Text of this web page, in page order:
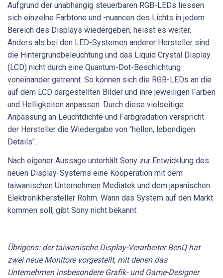
Aufgrund der unabhängig steuerbaren RGB-LEDs liessen
sich einzelne Farbtöne und -nuancen des Lichts in jedem
Bereich des Displays wiedergeben, heisst es weiter.
Anders als bei den LED-Systemen anderer Hersteller sind
die Hintergrundbeleuchtung und das Liquid Crystal Display
(LCD) nicht durch eine Quantum-Dot-Beschichtung
voneinander getrennt. So können sich die RGB-LEDs an die
auf dem LCD dargestellten Bilder und ihre jeweiligen Farben
und Helligkeiten anpassen. Durch diese vielseitige
Anpassung an Leuchtdichte und Farbgradation verspricht
der Hersteller die Wiedergabe von "hellen, lebendigen
Details".
Nach eigener Aussage unterhält Sony zur Entwicklung des
neuen Display-Systems eine Kooperation mit dem
taiwanischen Unternehmen Mediatek und dem japanischen
Elektronikhersteller Rohm. Wann das System auf den Markt
kommen soll, gibt Sony nicht bekannt.
Übrigens: der taiwanische Display-Verarbeiter BenQ hat
zwei neue Monitore vorgestellt, mit denen das
Unternehmen insbesondere Grafik- und Game-Designer